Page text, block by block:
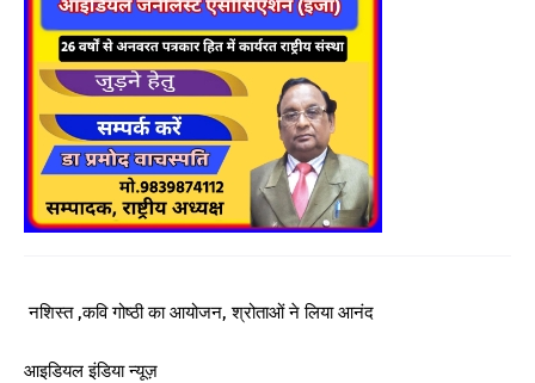
नशिस्त ,कवि गोष्ठी का आयोजन, श्रोताओं ने लिया आनंद
आइडियल इंडिया न्यूज़